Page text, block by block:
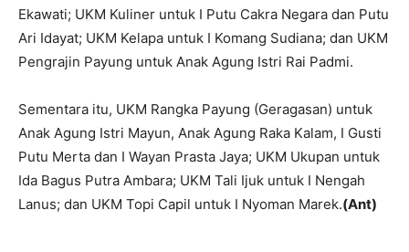
Ekawati; UKM Kuliner untuk I Putu Cakra Negara dan Putu
Ari Idayat; UKM Kelapa untuk I Komang Sudiana; dan UKM
Pengrajin Payung untuk Anak Agung Istri Rai Padmi.
Sementara itu, UKM Rangka Payung (Geragasan) untuk
Anak Agung Istri Mayun, Anak Agung Raka Kalam, I Gusti
Putu Merta dan I Wayan Prasta Jaya; UKM Ukupan untuk
Ida Bagus Putra Ambara; UKM Tali Ijuk untuk I Nengah
Lanus; dan UKM Topi Capil untuk I Nyoman Marek.(Ant)